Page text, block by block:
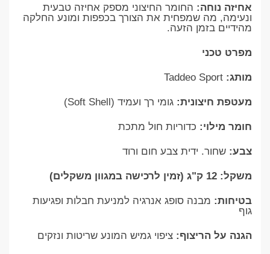
​אחיזה נוחה: החומר החיצוני מספק אחיזה טבעית
ונעימה, מה שמפחית את הצורך בכפפות ומונע החלקה
מהידיים בזמן הזעה.
​מפרט טכני
​מותג:Taddeo Sport
מעטפת חיצונית:גומי רך ועמיד (Soft Shell)
חומר מילוי: כדוריות חול מתכת
צבע: שחור. ידית צבע חום ורוד
משקל: 12 ק"ג (זמין לרכישה במגוון משקלים)
בטיחות: מבנה סופג אנרגיה למניעת חבלות ופגיעות
גוף
הגנה על הריצוף:ציפוי גמיש המונע שריטות ונזקים